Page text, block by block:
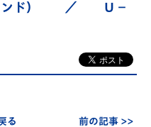
ウンド） ／ Ｕ－
る 前の記事 >>